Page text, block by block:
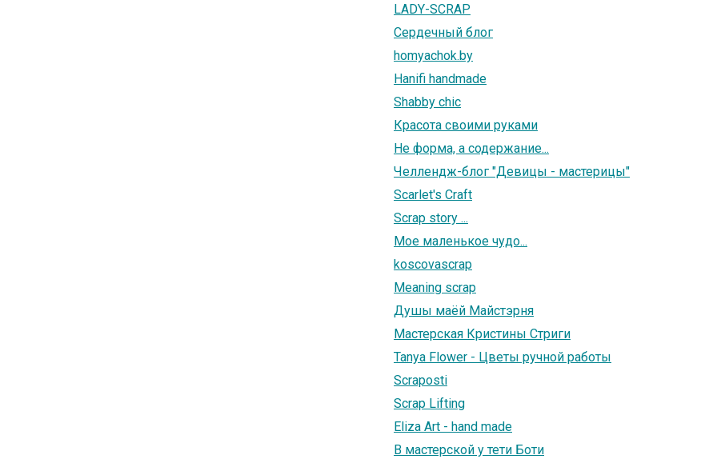
LADY-SCRAP
Сердечный блог
homyachok.by
Hanifi handmade
Shabby chic
Красота своими руками
Не форма, а содержание...
Челлендж-блог "Девицы - мастерицы"
Scarlet's Craft
Scrap story ...
Мое маленькое чудо...
koscovascrap
Meaning scrap
Душы маёй Майстэрня
Мастерская Кристины Стриги
Tanya Flower - Цветы ручной работы
Scraposti
Scrap Lifting
Eliza Art - hand made
В мастерской у тети Боти